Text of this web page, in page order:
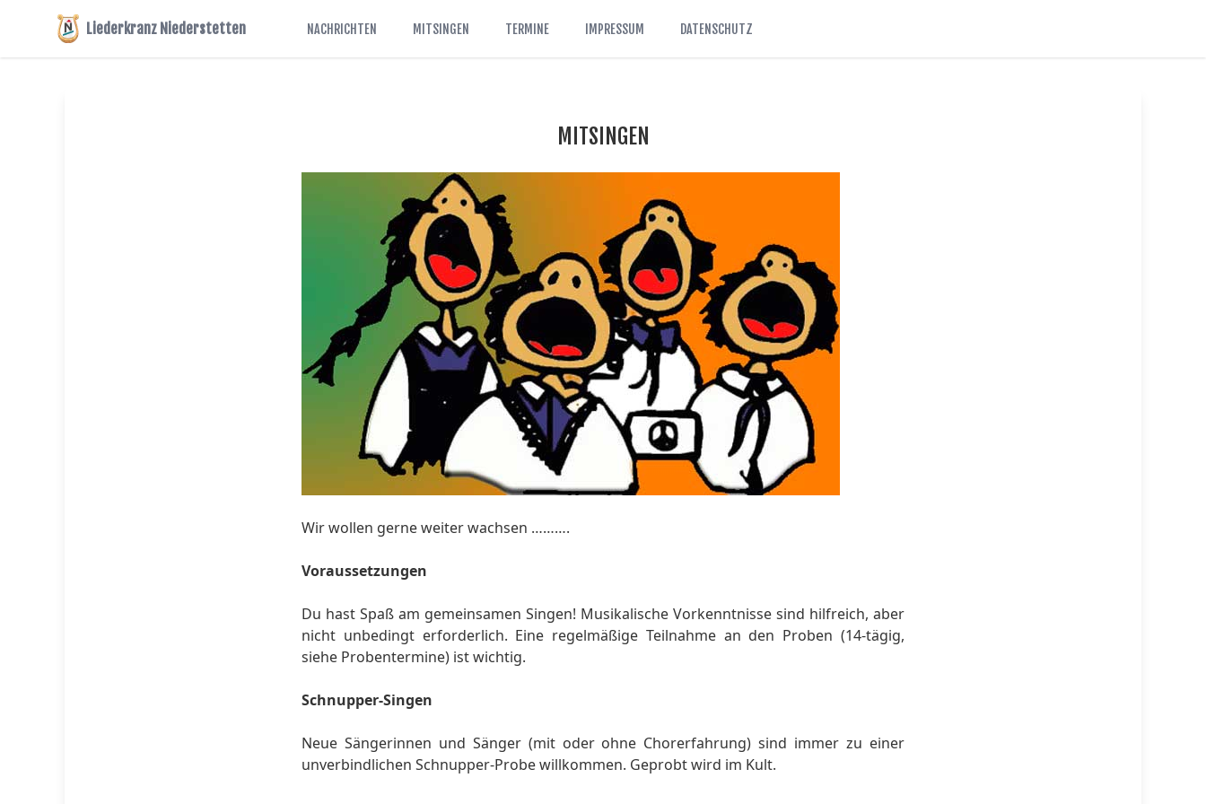
Liederkranz Niederstetten NACHRICHTEN MITSINGEN TERMINE IMPRESSUM DATENSCHUTZ
MITSINGEN
Wir wollen gerne weiter wachsen ……….
Voraussetzungen
Du hast Spaß am gemeinsamen Singen! Musikalische Vorkenntnisse sind hilfreich, aber
nicht unbedingt erforderlich. Eine regelmäßige Teilnahme an den Proben (14-tägig,
siehe Probentermine) ist wichtig.
Schnupper-Singen
Neue Sängerinnen und Sänger (mit oder ohne Chorerfahrung) sind immer zu einer
unverbindlichen Schnupper-Probe willkommen. Geprobt wird im Kult.